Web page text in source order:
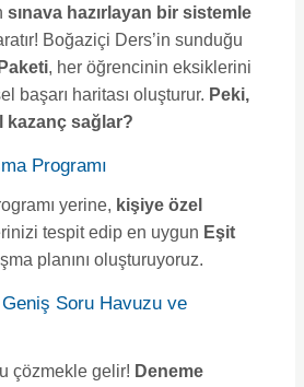
sınava hazırlayan bir sistemle
Boğaziçi Ders’in sunduğu
, her öğrencinin eksiklerini
başarı haritası oluşturur. Peki,
kazanç sağlar?
Programı
yerine, kişiye özel
tespit edip en uygun Eşit
planını oluşturuyoruz.
Soru Havuzu ve
çözmekle gelir! Deneme